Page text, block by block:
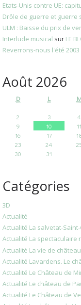
Etats-Unis contre UE:
Drôle de guerre et guerre
ULM : Baisse du prix de
Interlude musical sur LE
Reverrons-nous l'été 2003
Août 2026
D L
2
3 4
9
10 11
16
17
23
24
30
31
Catégories
3D
Actualité
Actualité La salvetat-
Actualité La spectaculaire
Actualité La vie de
Actualité Lavardens. Le
Actualité Le Château de
Actualité Le château de
Actualité Le Château de